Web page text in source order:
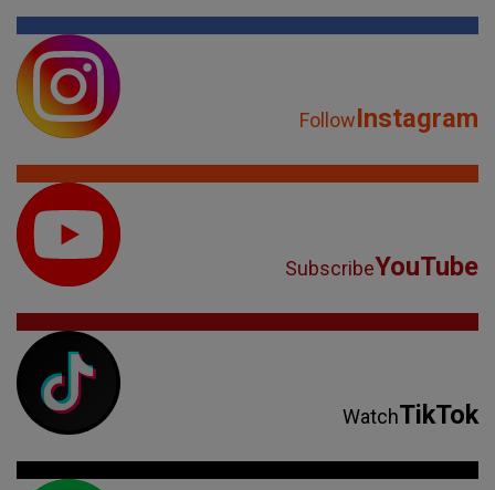
FollowInstagram
SubscribeYouTube
WatchTikTok